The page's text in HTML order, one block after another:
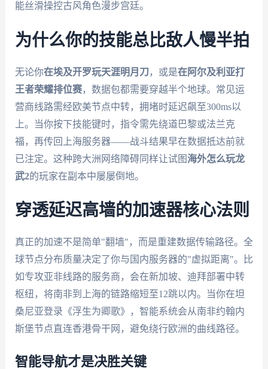
能丝滑操控古风角色漫步宫廷。
为什么你的技能总比敌人慢半拍
无论你在埃及开罗玩天涯明月刀 ，或是在阿尔及利亚打
王者荣耀排位赛，数据包都需要穿越半个地球。常见运
营商线路需经欧美节点中转，拥堵时延迟飙至300ms以
上。当你按下技能键时，指令需先绕道巴黎或法兰克
福，再传回上海服务器——战斗结果早在数据抵达前就
已注定。这种跨大洲网络障碍同样让试图海外怎么玩龙
武2的玩家在副本中屡屡倒地。
穿透延迟高墙的加速器核心法则
真正的加速不是简单"翻墙"，而是重建数据传输路径。全
球节点分布质量决定了你与国内服务器的"虚拟距离"。比
如专攻亚非线路的服务商，会在新加坡、迪拜部署中转
枢纽，将南非到上海的链路缩短至12跳以内。当你在坦
桑尼亚登录《浮生为卿歌》，智能系统会从南非约翰内
斯堡节点直连香港骨干网，避免绕行欧洲的曲线路径。
智能导航才是决胜关键